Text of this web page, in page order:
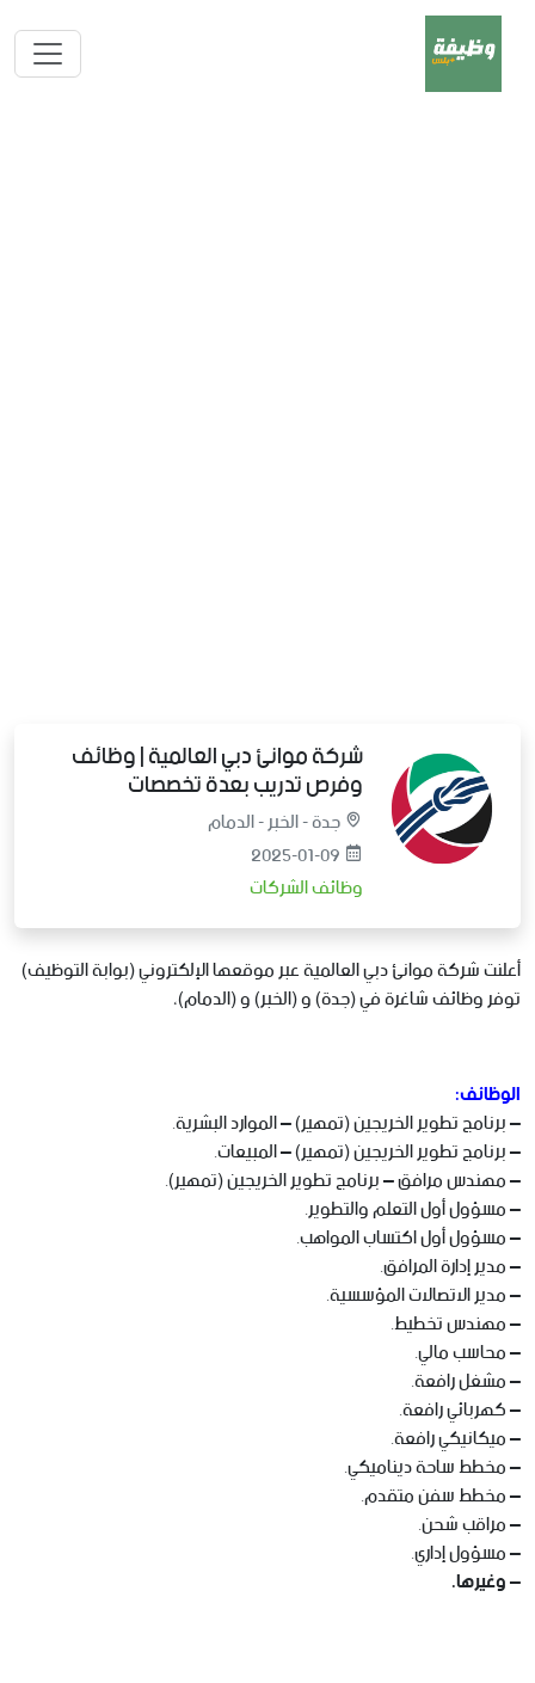
شركة موانئ دبي العالمية | وظائف
وفرص تدريب بعدة تخصصات
جدة - الخبر - الدمام
2025-01-09
وظائف الشركات
أعلنت شركة موانئ دبي العالمية عبر موقعها الإلكتروني (بوابة التوظيف)
توفر وظائف شاغرة في (جدة) و (الخبر) و (الدمام)،
الوظائف:
– برنامج تطوير الخريجين (تمهير) – الموارد البشرية.
– برنامج تطوير الخريجين (تمهير) – المبيعات.
– مهندس مرافق – برنامج تطوير الخريجين (تمهير).
– مسؤول أول التعلم والتطوير.
– مسؤول أول اكتساب المواهب.
– مدير إدارة المرافق.
– مدير الاتصالات المؤسسية.
– مهندس تخطيط.
– محاسب مالي.
– مشغل رافعة.
– كهربائي رافعة.
– ميكانيكي رافعة.
– مخطط ساحة ديناميكي.
– مخطط سفن متقدم.
– مراقب شحن.
– مسؤول إداري.
– وغيرها.